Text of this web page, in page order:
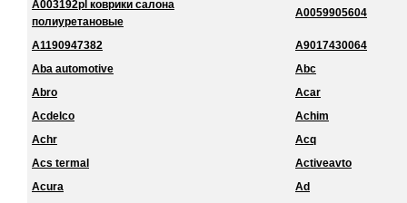
A003192pl коврики салона
полиуретановые
A0059905604
A1190947382
A9017430064
Aba automotive
Abc
Abro
Acar
Acdelco
Achim
Achr
Acq
Acs termal
Activeavto
Acura
Ad